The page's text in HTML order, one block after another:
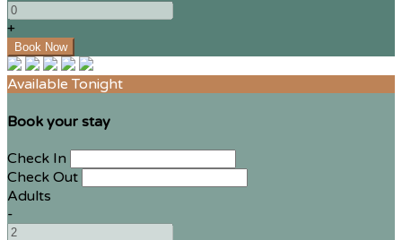
+
Available Tonight
Book your stay
Check In
Check Out
Adults
-